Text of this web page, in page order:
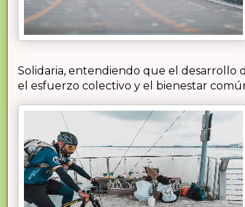
Solidaria, entendiendo que el desarrollo
el esfuerzo colectivo y el bienestar